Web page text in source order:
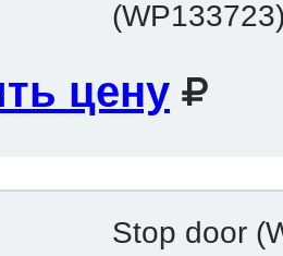
цену
Stop door